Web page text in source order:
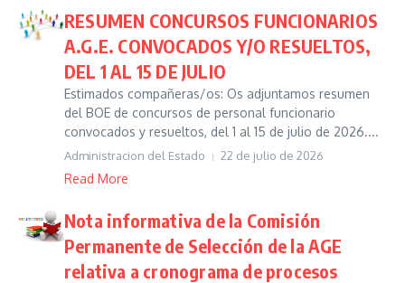
RESUMEN CONCURSOS FUNCIONARIOS
A.G.E. CONVOCADOS Y/O RESUELTOS,
DEL 1 AL 15 DE JULIO
Estimados compañeras/os: Os adjuntamos resumen
del BOE de concursos de personal funcionario
convocados y resueltos, del 1 al 15 de julio de 2026....
Administracion del Estado 22 de julio de 2026
Read More
Nota informativa de la Comisión
Permanente de Selección de la AGE
relativa a cronograma de procesos